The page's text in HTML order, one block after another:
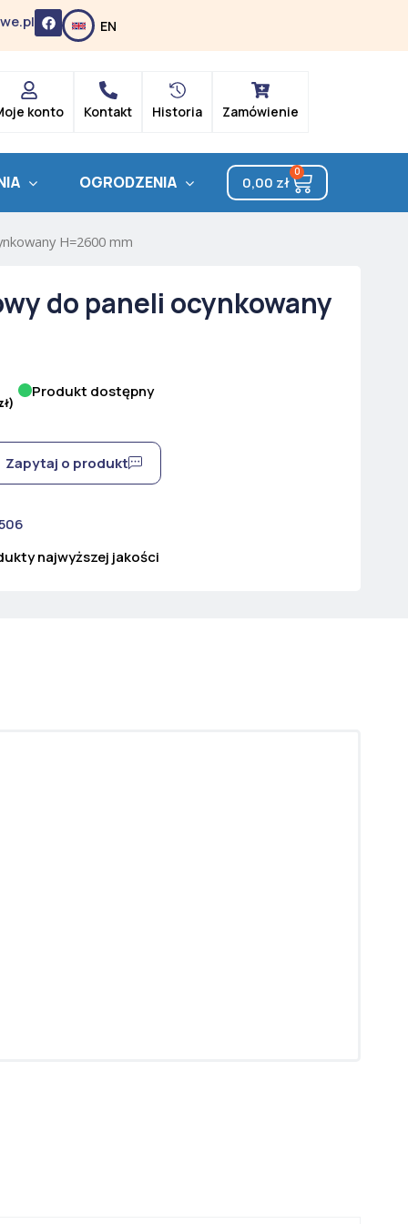
F
a
c
e
k
EN
konto Kontakt Historia Zamówienie
OGRODZENIA 0,00 zł
0
Cart
H=2600 mm
do paneli ocynkowany
)
Produkt dostępny
Zapytaj o produkt
najwyższej jakości